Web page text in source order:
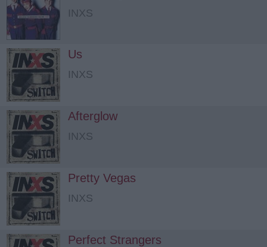
INXS
Us
INXS
Afterglow
INXS
Pretty Vegas
INXS
Perfect Strangers